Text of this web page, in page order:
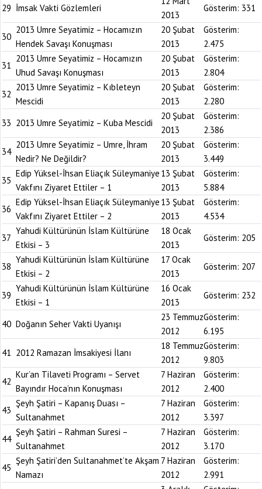
29 İmsak Vakti Gözlemleri
2013
Gösterim: 331
30
2013 Umre Seyatimiz – Hocamızın
Hendek Savaşı Konuşması
20 Şubat
2013
Gösterim:
2.475
31
2013 Umre Seyatimiz – Hocamızın
Uhud Savaşı Konuşması
20 Şubat
2013
Gösterim:
2.804
32
2013 Umre Seyatimiz – Kıbleteyn
Mescidi
20 Şubat
2013
Gösterim:
2.280
33 2013 Umre Seyatimiz – Kuba Mescidi
20 Şubat
2013
Gösterim:
2.386
34
2013 Umre Seyatimiz – Umre, İhram
Nedir? Ne Değildir?
20 Şubat
2013
Gösterim:
3.449
35
Edip Yüksel-İhsan Eliaçık Süleymaniye
Vakfını Ziyaret Ettiler – 1
13 Şubat
2013
Gösterim:
5.884
36
Edip Yüksel-İhsan Eliaçık Süleymaniye
Vakfını Ziyaret Ettiler – 2
13 Şubat
2013
Gösterim:
4.534
37
Yahudi Kültürünün İslam Kültürüne
Etkisi – 3
18 Ocak
2013
Gösterim: 205
38
Yahudi Kültürünün İslam Kültürüne
Etkisi – 2
17 Ocak
2013
Gösterim: 207
39
Yahudi Kültürünün İslam Kültürüne
Etkisi – 1
16 Ocak
2013
Gösterim: 232
40 Doğanın Seher Vakti Uyanışı
23 Temmuz
2012
Gösterim:
6.195
41 2012 Ramazan İmsakiyesi İlanı
18 Temmuz
2012
Gösterim:
9.803
42
Kur’an Tilaveti Programı – Servet
Bayındır Hoca’nın Konuşması
7 Haziran
2012
Gösterim:
2.400
43
Şeyh Şatiri – Kapanış Duası –
Sultanahmet
7 Haziran
2012
Gösterim:
3.397
44
Şeyh Şatiri – Rahman Suresi –
Sultanahmet
7 Haziran
2012
Gösterim:
3.170
45
Şeyh Şatiri’den Sultanahmet’te Akşam
Namazı
7 Haziran
2012
Gösterim:
2.991